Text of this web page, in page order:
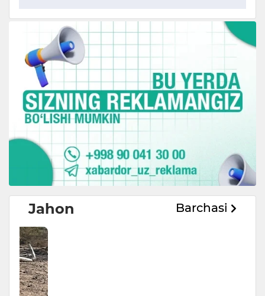
Jahon Barchasi